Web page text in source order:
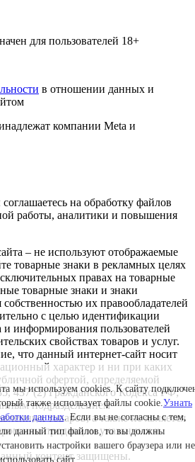
для пользователей 18+
в отношении данных и
компании Metа и
на обработку файлов
работы, аналитики и повышения
– не используют отображаемые
товарные знаки в рекламных целях
правах на товарные
товарные знаки и знаки
их правообладателей
с целью идентификации
и информирования пользователей
свойствах товаров и услуг.
что данный интернет-сайт носит
характер и ни при каких
офертой, определяемой
437 (2) Гражданского Кодекса РФ;
подразделением
товаров, а также не является
или продавцом указанных и
контент защищены.
мы используем cookies. К сайту
также использует файлы cookie.Узнать
данных. Если вы не согласны с тем,
данный тип файлов, то вы должны
настройки вашего браузера или не
сайт.